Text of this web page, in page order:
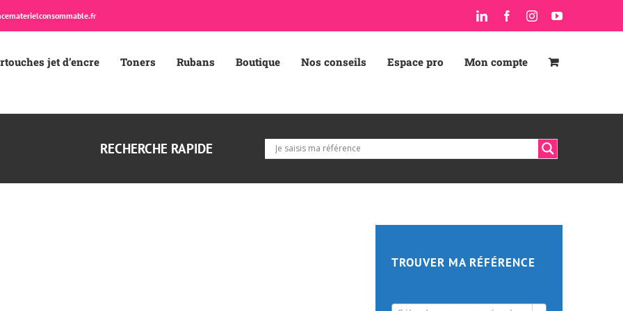
LinkedInFacebookInstagramYouTube
jet d’encre Toners Rubans Boutique Nos conseils Espace pro Mon compte
RECHERCHE RAPIDE
TROUVER MA RÉFÉRENCE